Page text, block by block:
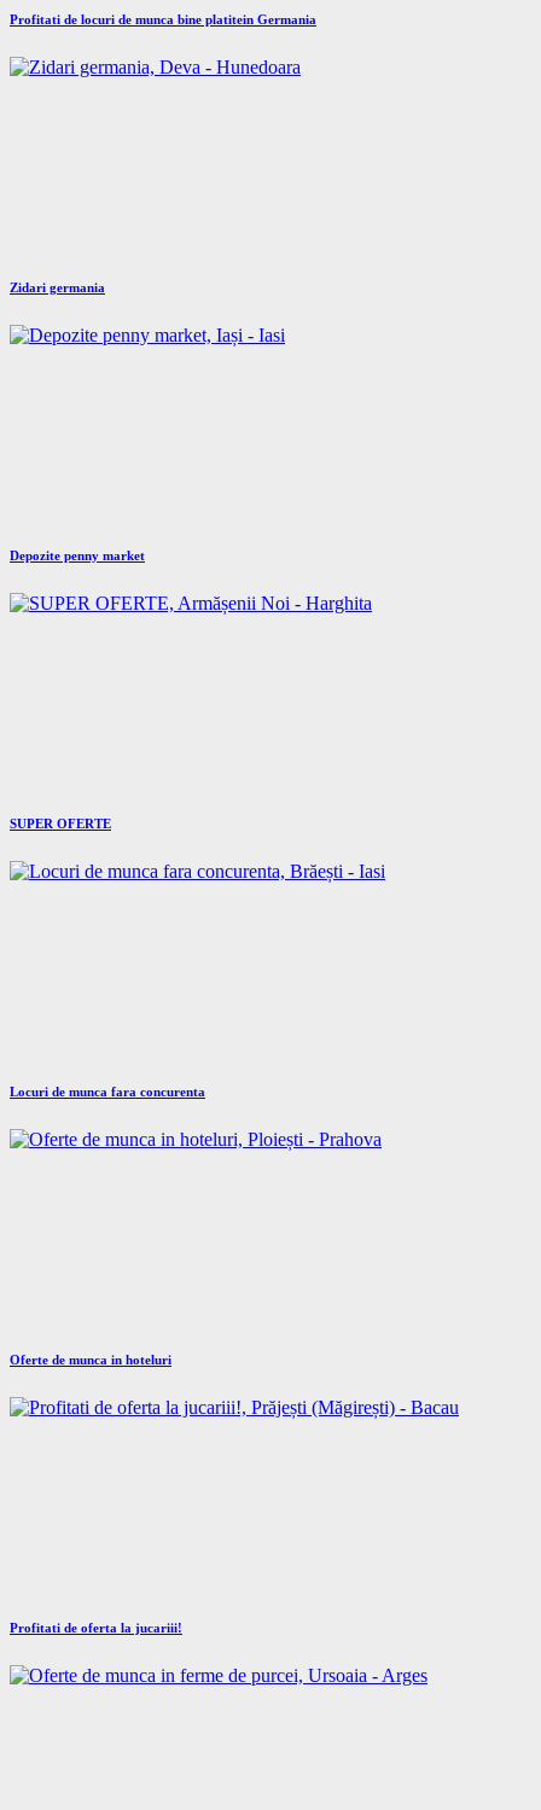
Profitati de locuri de munca bine platitein Germania
Zidari germania
Depozite penny market
SUPER OFERTE
Locuri de munca fara concurenta
Oferte de munca in hoteluri
Profitati de oferta la jucariii!